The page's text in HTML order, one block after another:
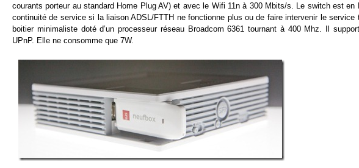
courants porteur au standard Home Plug AV) et avec le Wifi 11n à 300 Mbits/s. Le switch est en
continuité de service si la liaison ADSL/FTTH ne fonctionne plus ou de faire intervenir le
boitier minimaliste doté d’un processeur réseau Broadcom 6361 tournant à 400 Mhz. Il
UPnP. Elle ne consomme que 7W.